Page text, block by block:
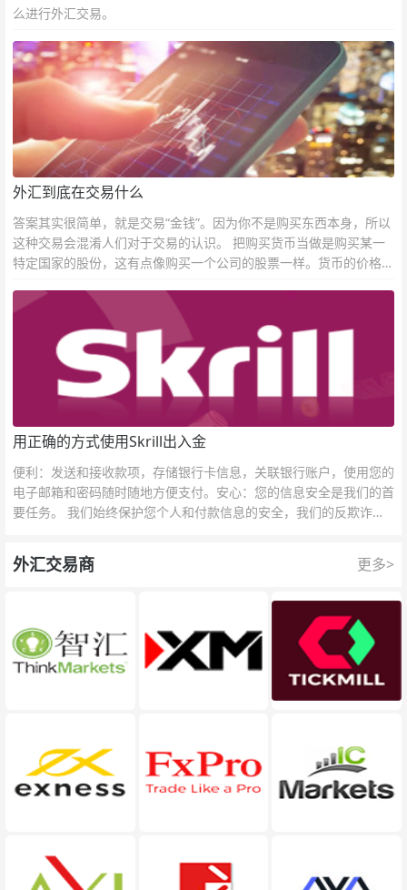
么进行外汇交易。
外汇到底在交易什么
答案其实很简单，就是交易“金钱”。因为你不是购买东西本身，所以
这种交易会混淆人们对于交易的认识。 把购买货币当做是购买某一
特定国家的股份，这有点像购买一个公司的股票一样。货币的价格直
用正确的方式使用Skrill出入金
便利：发送和接收款项，存储银行卡信息，关联银行账户，使用您的
电子邮箱和密码随时随地方便支付。安心：您的信息安全是我们的首
要任务。 我们始终保护您个人和付款信息的安全，我们的反欺诈团
外汇交易商 更多>